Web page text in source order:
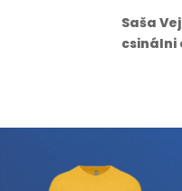
Saša
csinálni